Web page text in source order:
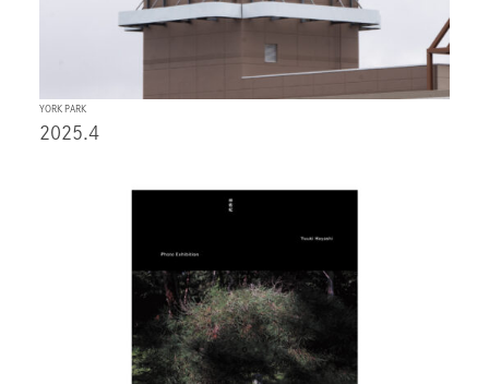
YORK PARK
2025.4